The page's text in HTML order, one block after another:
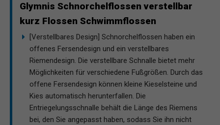
Glymnis Schnorchelflossen verstellbar
kurz Flossen Schwimmflossen
[Verstellbares Design] Schnorchelflossen haben ein
offenes Fersendesign und ein verstellbares
Riemendesign. Die verstellbare Schnalle bietet mehr
Möglichkeiten für verschiedene Fußgrößen. Durch das
offene Fersendesign können kleine Kieselsteine und
Kies automatisch herunterfallen. Die
Entriegelungsschnalle behält die Länge des Riemens
bei, den Sie angepasst haben, sodass Sie ihn nicht